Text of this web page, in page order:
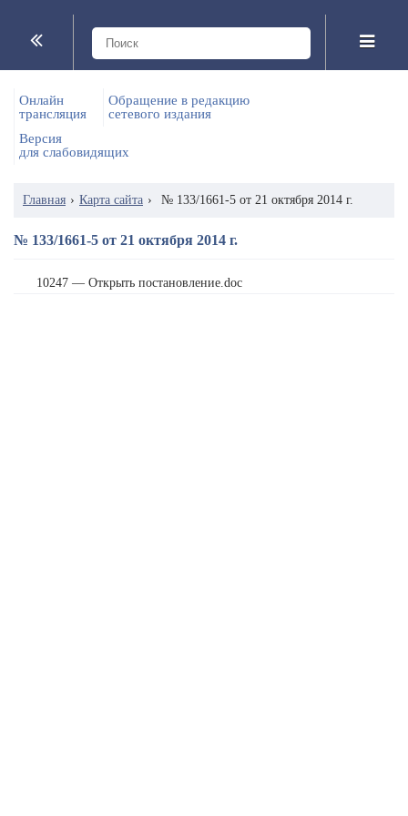
Онлайн
трансляция
Обращение в редакцию
сетевого издания
Версия
для слабовидящих
Главная › Карта сайта › № 133/1661-5 от 21 октября 2014 г.
№ 133/1661-5 от 21 октября 2014 г.
10247 — Открыть постановление.doc